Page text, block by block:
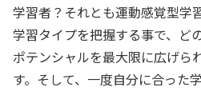
学習者？それとも運動感覚型学
学習タイプを把握する事で、ど
ポテンシャルを最大限に広げら
す。そして、一度自分に合った